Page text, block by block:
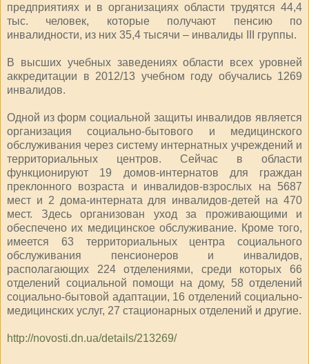
предприятиях и в организациях области трудятся 44,4
тыс. человек, которые получают пенсию по
инвалидности, из них 35,4 тысячи – инвалиды ІІІ группы.
В высших учебных заведениях области всех уровней
аккредитации в 2012/13 учебном году обучались 1269
инвалидов.
Одной из форм социальной защиты инвалидов является
организация социально-бытового и медицинского
обслуживания через систему интернатных учреждений и
территориальных центров. Сейчас в области
функционируют 19 домов-интернатов для граждан
преклонного возраста и инвалидов-взрослых на 5687
мест и 2 дома-интерната для инвалидов-детей на 470
мест. Здесь организован уход за проживающими и
обеспечено их медицинское обслуживание. Кроме того,
имеется 63 территориальных центра социального
обслуживания пенсионеров и инвалидов,
располагающих 224 отделениями, среди которых 66
отделений социальной помощи на дому, 58 отделений
социально-бытовой адаптации, 16 отделений социально-
медицинских услуг, 27 стационарных отделений и другие.
http://novosti.dn.ua/details/213269/